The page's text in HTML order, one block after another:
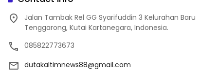
Jalan Tambak Rel GG Syarifuddin 3 Kelurahan Baru
Tenggarong, Kutai Kartanegara, Indonesia.
085822773673
dutakaltimnews88@gmail.com